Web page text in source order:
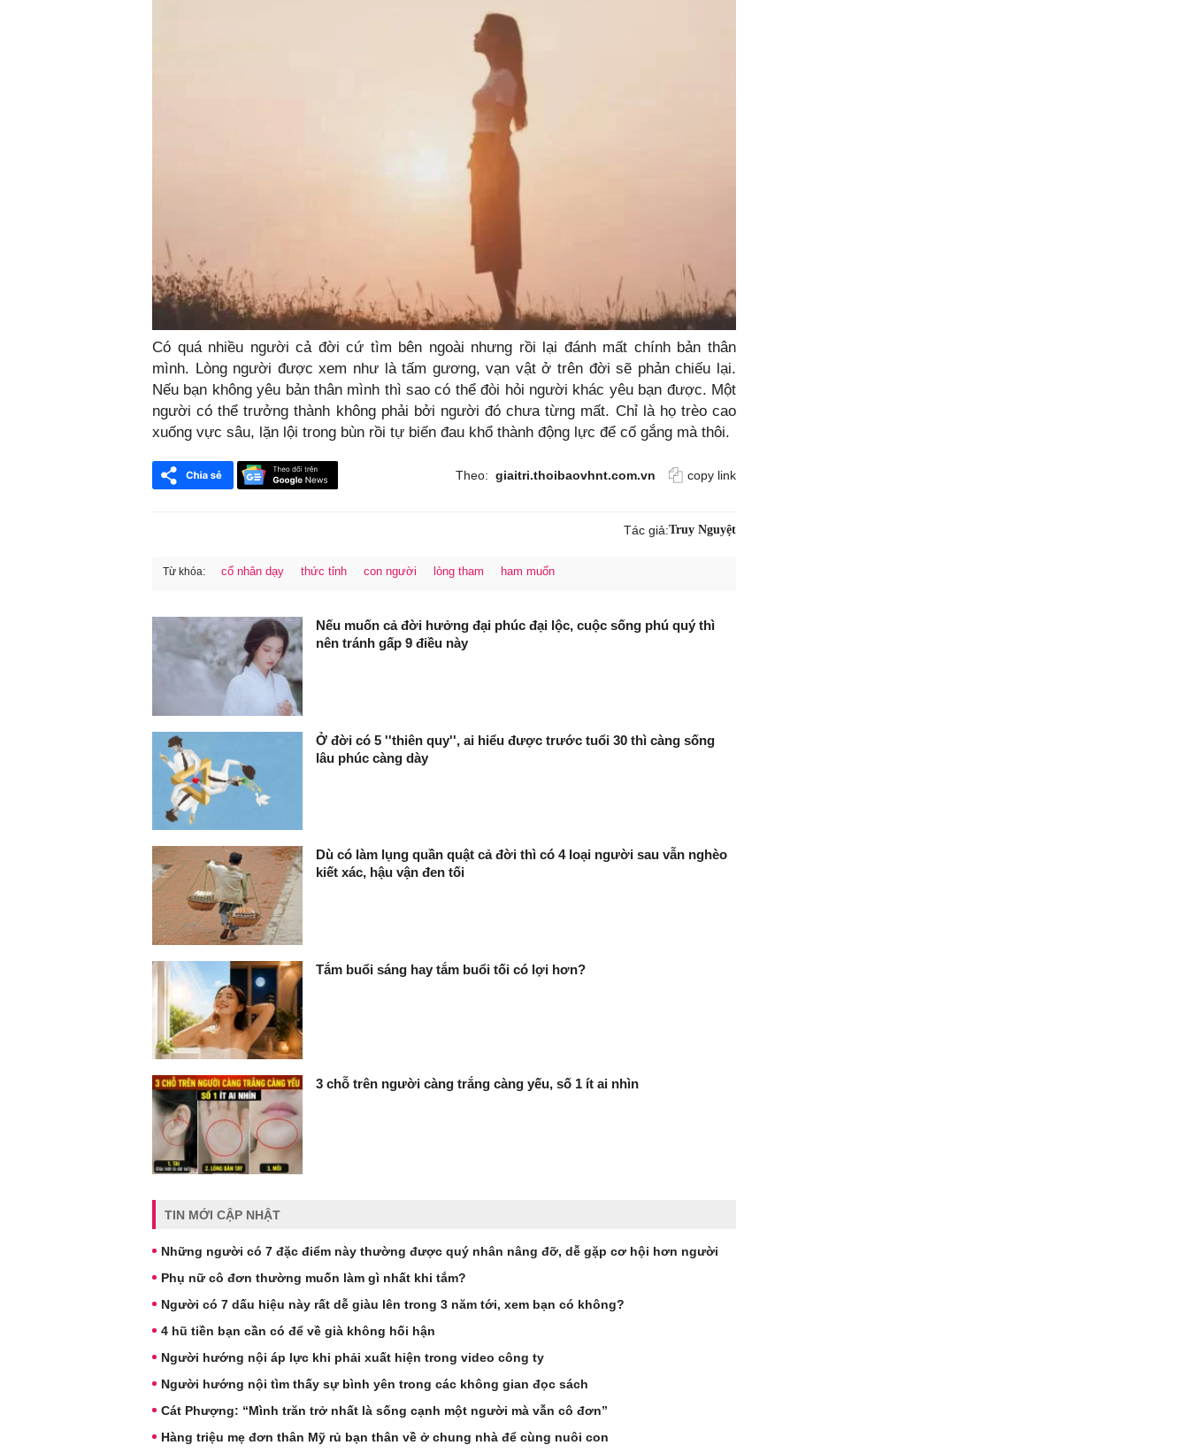
Có quá nhiều người cả đời cứ tìm bên ngoài nhưng rồi lại đánh mất chính bản thân
mình. Lòng người được xem như là tấm gương, vạn vật ở trên đời sẽ phản chiếu lại.
Nếu bạn không yêu bản thân mình thì sao có thể đòi hỏi người khác yêu bạn được. Một
người có thể trưởng thành không phải bởi người đó chưa từng mất. Chỉ là họ trèo cao
xuống vực sâu, lặn lội trong bùn rồi tự biến đau khổ thành động lực để cố gắng mà thôi.
Theo: giaitri.thoibaovhnt.com.vn copy link
Tác giả:Truy Nguyệt
Từ khóa: cổ nhân dạy thức tỉnh con người lòng tham ham muốn
Nếu muốn cả đời hưởng đại phúc đại lộc, cuộc sống phú quý thì
nên tránh gấp 9 điều này
Ở đời có 5 ''thiên quy'', ai hiểu được trước tuổi 30 thì càng sống
lâu phúc càng dày
Dù có làm lụng quần quật cả đời thì có 4 loại người sau vẫn nghèo
kiết xác, hậu vận đen tối
Tắm buổi sáng hay tắm buổi tối có lợi hơn?
3 chỗ trên người càng trắng càng yếu, số 1 ít ai nhìn
TIN MỚI CẬP NHẬT
Những người có 7 đặc điểm này thường được quý nhân nâng đỡ, dễ gặp cơ hội hơn người
Phụ nữ cô đơn thường muốn làm gì nhất khi tắm?
Người có 7 dấu hiệu này rất dễ giàu lên trong 3 năm tới, xem bạn có không?
4 hũ tiền bạn cần có để về già không hối hận
Người hướng nội áp lực khi phải xuất hiện trong video công ty
Người hướng nội tìm thấy sự bình yên trong các không gian đọc sách
Cát Phượng: “Mình trăn trở nhất là sống cạnh một người mà vẫn cô đơn”
Hàng triệu mẹ đơn thân Mỹ rủ bạn thân về ở chung nhà để cùng nuôi con